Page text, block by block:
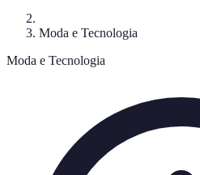
Moda e Tecnologia
Moda e Tecnologia